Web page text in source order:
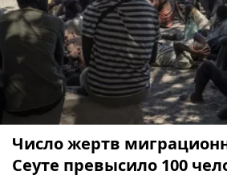
Число жертв
Сеуте превысило 100